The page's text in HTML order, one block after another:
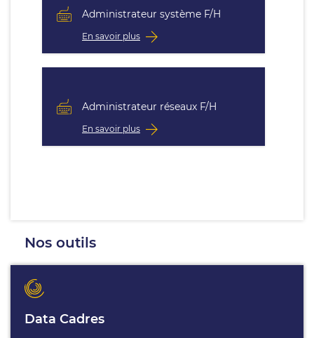
Administrateur système F/H
En savoir plus
Administrateur réseaux F/H
En savoir plus
Nos outils
Data Cadres